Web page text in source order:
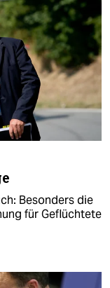
Besonders die
für Geflüchtete